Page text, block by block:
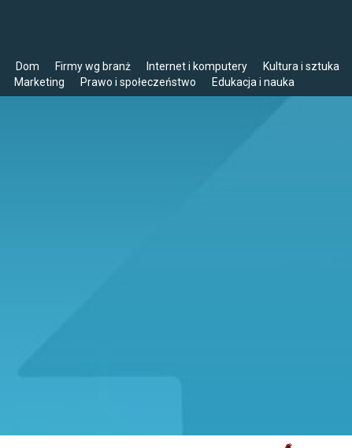
Dom Firmy wg branż Internet i komputery Kultura i sztuka
Marketing Prawo i społeczeństwo Edukacja i nauka